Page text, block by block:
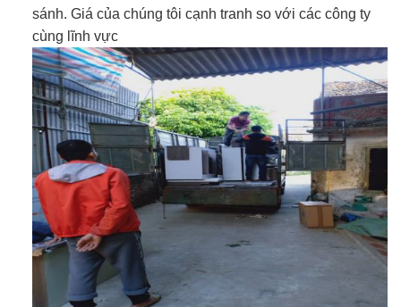
sánh. Giá của chúng tôi cạnh tranh so với các công ty
cùng lĩnh vực